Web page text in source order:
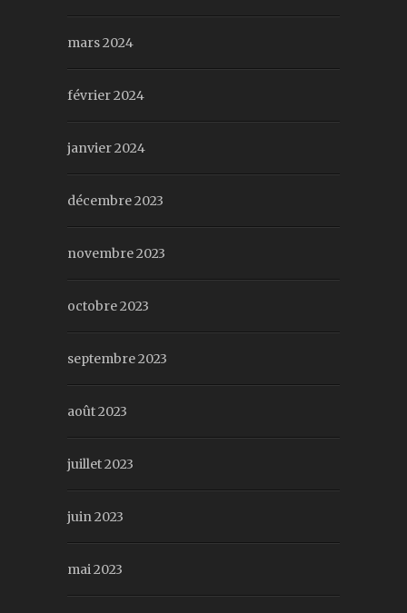
mars 2024
février 2024
janvier 2024
décembre 2023
novembre 2023
octobre 2023
septembre 2023
août 2023
juillet 2023
juin 2023
mai 2023